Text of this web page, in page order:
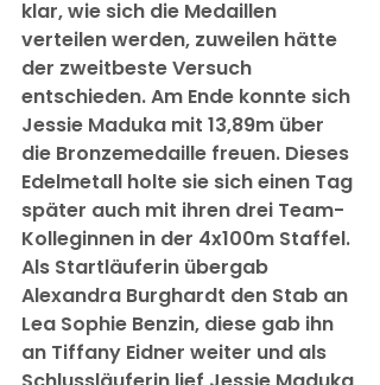
klar, wie sich die Medaillen
verteilen werden, zuweilen hätte
der zweitbeste Versuch
entschieden. Am Ende konnte sich
Jessie Maduka mit 13,89m über
die Bronzemedaille freuen. Dieses
Edelmetall holte sie sich einen Tag
später auch mit ihren drei Team-
Kolleginnen in der 4x100m Staffel.
Als Startläuferin übergab
Alexandra Burghardt den Stab an
Lea Sophie Benzin, diese gab ihn
an Tiffany Eidner weiter und als